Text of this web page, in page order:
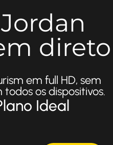
direto
em full HD, sem
os dispositivos.
Ideal